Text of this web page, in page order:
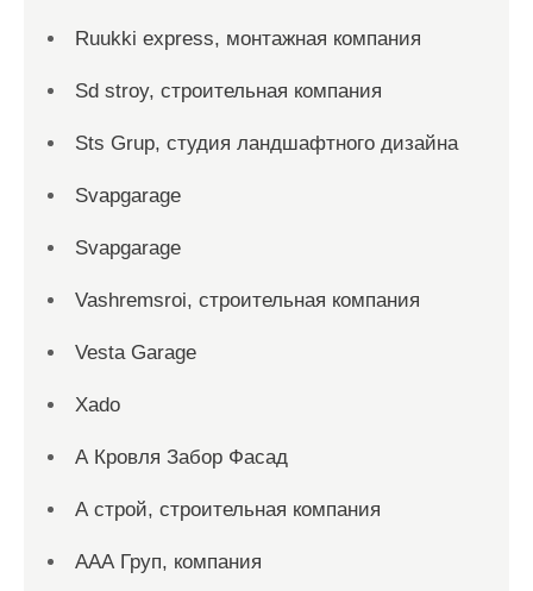
Ruukki express, монтажная компания
Sd stroy, строительная компания
Sts Grup, студия ландшафтного дизайна
Svapgarage
Svapgarage
Vashremsroi, строительная компания
Vesta Garage
Xado
А Кровля Забор Фасад
А строй, строительная компания
ААА Груп, компания